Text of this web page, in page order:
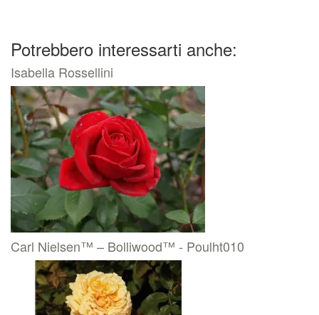
Potrebbero interessarti anche:
Isabella Rossellini
Carl Nielsen™ – Bolliwood™ - Poulht010